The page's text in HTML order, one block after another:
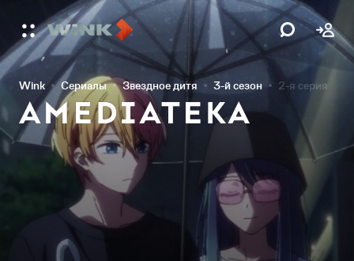
Wink Сериалы Звездное дитя 3-й сезон 2-я серия